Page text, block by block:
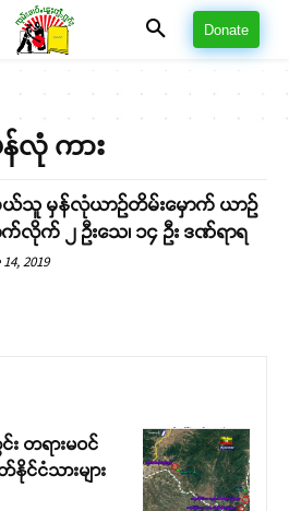
Donate
လုံ ကား
သူ မှန်လုံယာဉ်တိမ်းမှောက် ယာဉ်
က်လိုက် ၂ ဦးသေ၊ ၁၄ ဦး ဒဏ်ရာရ
2019
တရားမဝင်
င်ငံသားများ